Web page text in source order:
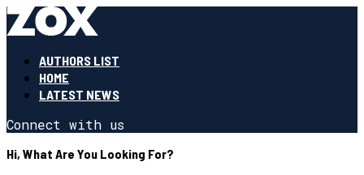
AUTHORS LIST
HOME
LATEST NEWS
Connect with us
Hi, What Are You Looking For?